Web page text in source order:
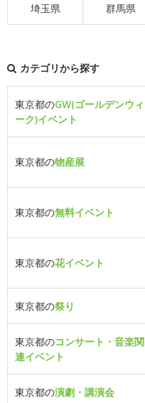
埼玉県 群馬県
カテゴリから探す
東京都のGW(ゴールデンウィ
ーク)イベント
東京都の物産展
東京都の無料イベント
東京都の花イベント
東京都の祭り
東京都のコンサート・音楽関
連イベント
東京都の演劇・講演会